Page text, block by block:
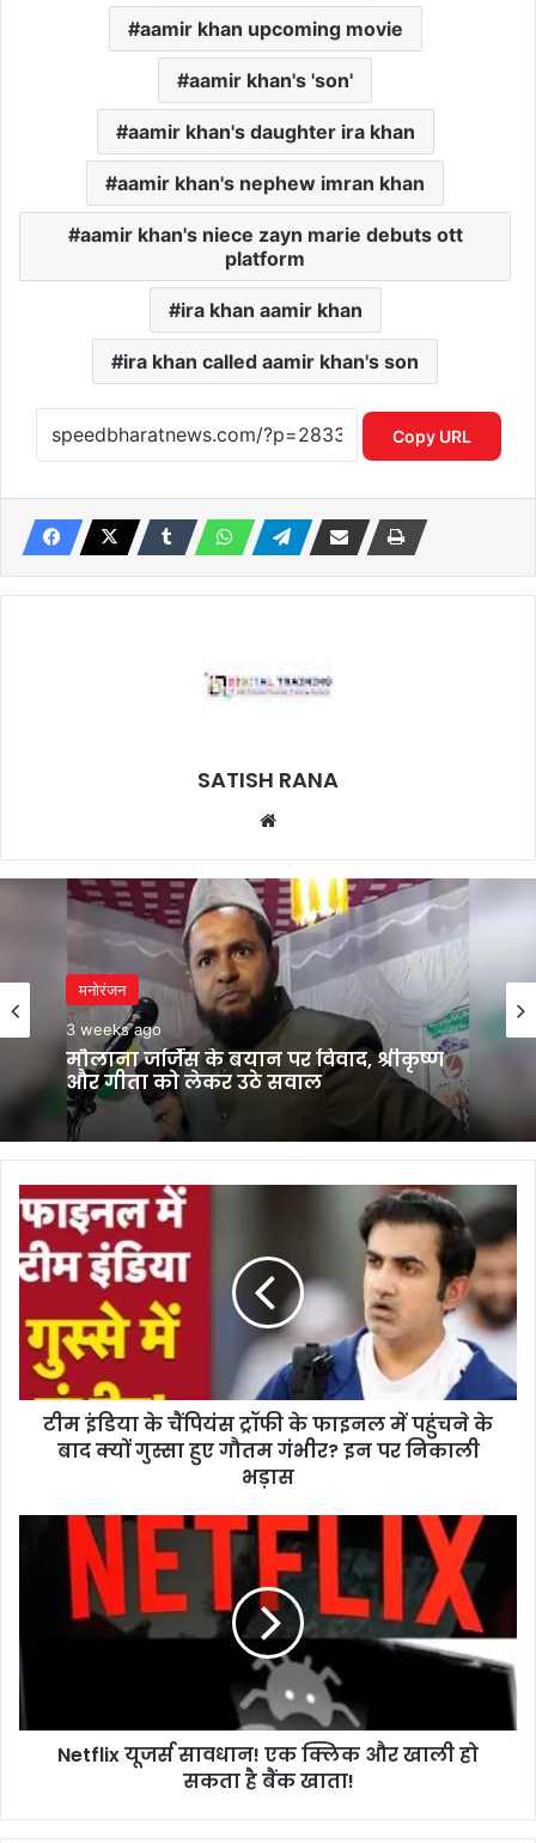
aamir khan upcoming movie
aamir khan's 'son'
aamir khan's daughter ira khan
aamir khan's nephew imran khan
aamir khan's niece zayn marie debuts ott
platform
ira khan aamir khan
ira khan called aamir khan's son
Copy URL
SATISH RANA
मनोरंजन
3 weeks ago
मौलाना जर्जिस के बयान पर विवाद, श्रीकृष्ण
और गीता को लेकर उठे सवाल
मनोरंजन
3 weeks ago
भगवंत मान का कांग्रेस पर बड़ा हमला, बोले-
मुख्यमंत्री बनने से पहले ही कुर्सी की लड़ाई शुरू
टीम
इंडिया
के
चैंपियंस
के
फाइनल
पहुंचने
निकाली
टीम इंडिया के चैंपियंस ट्रॉफी के फाइनल में पहुंचने के
बाद क्यों गुस्सा हुए गौतम गंभीर? इन पर निकाली
भड़ास
सकता
Netflix यूजर्स सावधान! एक क्लिक और खाली हो
सकता है बैंक खाता!